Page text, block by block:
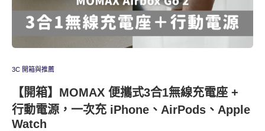
3C 開箱與推薦
【開箱】MOMAX 便攜式3合1無線充電座 +
行動電源，一次充 iPhone、AirPods、Apple
Watch